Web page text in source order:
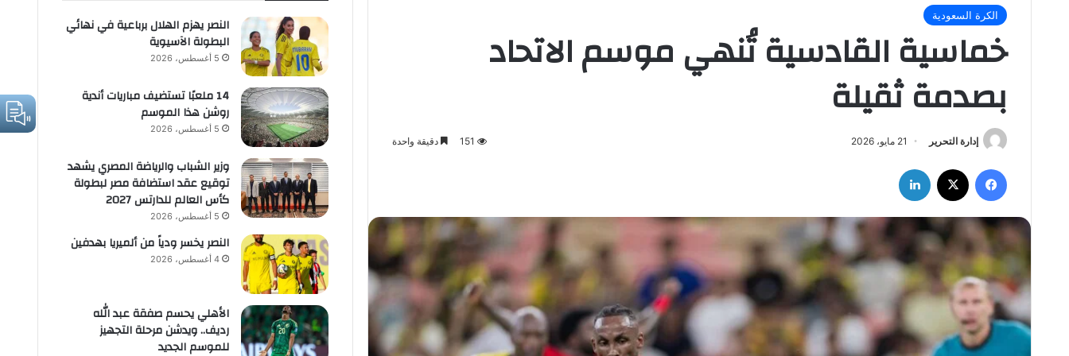
الكرة السعودية
خماسية القادسية تُنهي موسم الاتحاد
بصدمة ثقيلة
إدارة التحرير 21 مايو، 2026 151 دقيقة واحدة
النصر يهزم الهلال برباعية في نهائي
البطولة الآسيوية
5 أغسطس، 2026
14 ملعبًا تستضيف مباريات أندية
روشن هذا الموسم
5 أغسطس، 2026
وزير الشباب والرياضة المصري يشهد
توقيع عقد استضافة مصر لبطولة
كأس العالم للدارتس 2027
5 أغسطس، 2026
النصر يخسر ودياً من ألميريا بهدفين
4 أغسطس، 2026
الأهلي يحسم صفقة عبد الله
رديف.. ويدشن مرحلة التجهيز
للموسم الجديد